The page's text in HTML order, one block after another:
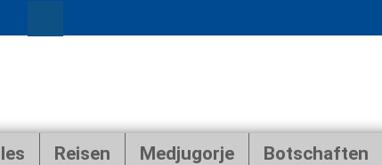
Reisen Medjugorje Botschaften